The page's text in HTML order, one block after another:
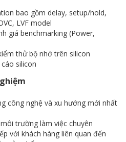
bao gồm delay, setup/hold,
LVF model
giá benchmarking (Power,
thử bộ nhớ trên silicon
silicon
công nghệ và xu hướng mới nhất
trường làm việc chuyên
với khách hàng liên quan đến